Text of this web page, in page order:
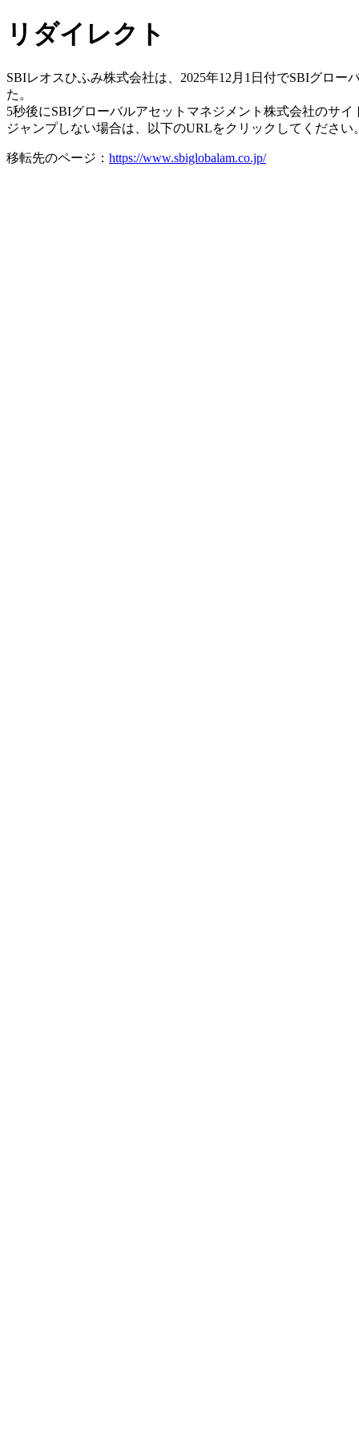
リダイレクト
SBIレオスひふみ株式会社は、2025年12月1日付でSBIグロ
た。
5秒後にSBIグローバルアセットマネジメント株式会社のサ
ジャンプしない場合は、以下のURLをクリックしてください
移転先のページ： https://www.sbiglobalam.co.jp/